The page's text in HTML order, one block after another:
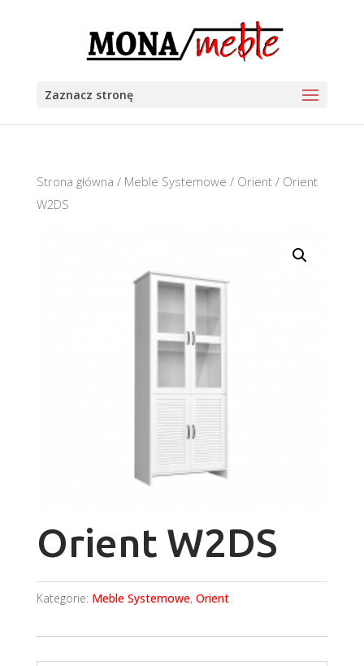
Zaznacz stronę
Strona główna / Meble Systemowe / Orient/ Orient
W2DS
Orient W2DS
Kategorie: Meble Systemowe, Orient